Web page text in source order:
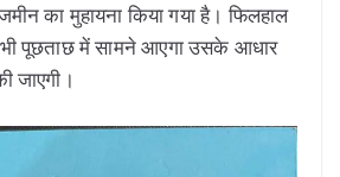
का मुहायना किया गया है। फिलहाल
पूछताछ में सामने आएगा उसके आधार
जाएगी।